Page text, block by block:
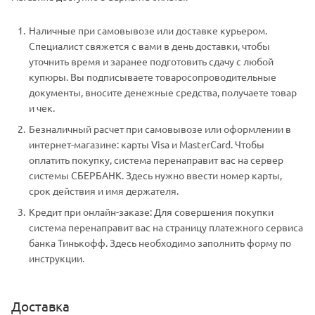
Наличные при самовывозе или доставке курьером.
Специалист свяжется с вами в день доставки, чтобы
уточнить время и заранее подготовить сдачу с любой
купюры. Вы подписываете товаросопроводительные
документы, вносите денежные средства, получаете товар
и чек.
Безналичный расчет при самовывозе или оформлении в
интернет-магазине: карты Visa и MasterCard. Чтобы
оплатить покупку, система перенаправит вас на сервер
системы СБЕРБАНК. Здесь нужно ввести номер карты,
срок действия и имя держателя.
Кредит при онлайн-заказе: Для совершения покупки
система перенаправит вас на страницу платежного сервиса
банка Тинькофф. Здесь необходимо заполнить форму по
инструкции.
Доставка